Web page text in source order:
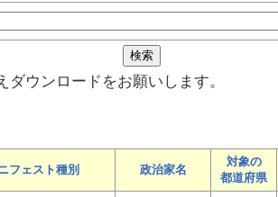
ダウンロードをお願いします。
フェスト種別 政治家名
対象の
都道府県